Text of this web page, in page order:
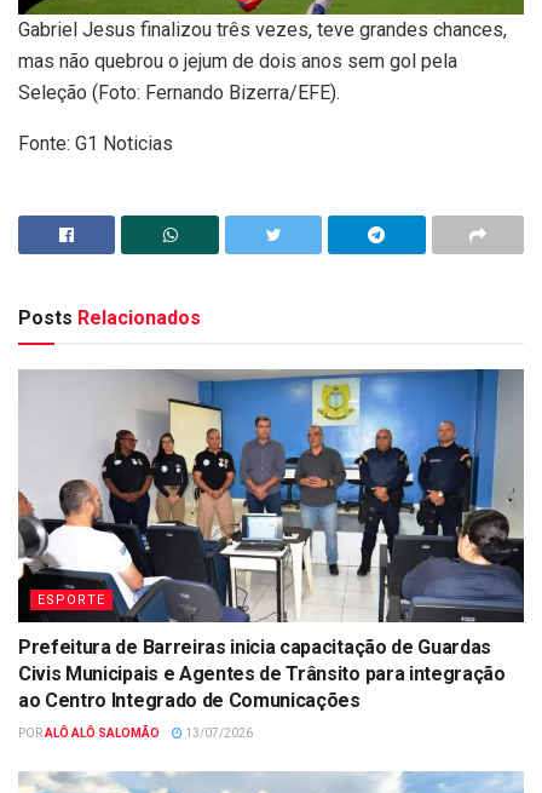
Gabriel Jesus finalizou três vezes, teve grandes chances,
mas não quebrou o jejum de dois anos sem gol pela
Seleção (Foto: Fernando Bizerra/EFE).
Fonte: G1 Noticias
Posts Relacionados
ESPORTE
Prefeitura de Barreiras inicia capacitação de Guardas
Civis Municipais e Agentes de Trânsito para integração
ao Centro Integrado de Comunicações
PORALÔ ALÔ SALOMÃO 13/07/2026